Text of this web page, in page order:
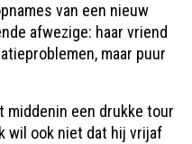
van een nieuw
afwezige: haar vriend
maar puur
middenin een drukke tour
wil ook niet dat hij vrijaf